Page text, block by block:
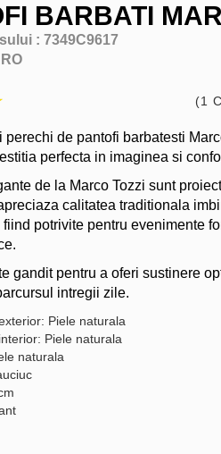
BARBATI
: 7349C9617
(1
perechi de pantofi barbatesti
perfecta in imaginea si
de la Marco Tozzi sunt
calitatea traditionala
potrivite pentru evenimente
gandit pentru a oferi sustinere
intregii zile.
Piele naturala
Piele naturala
naturala